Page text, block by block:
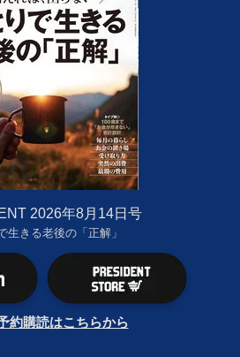
2026年8月14日号
生きる老後の「正解」
約購読はこちらから